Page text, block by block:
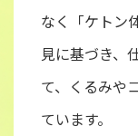
なく「ケトン
見に基づき、
て、くるみや
ています。